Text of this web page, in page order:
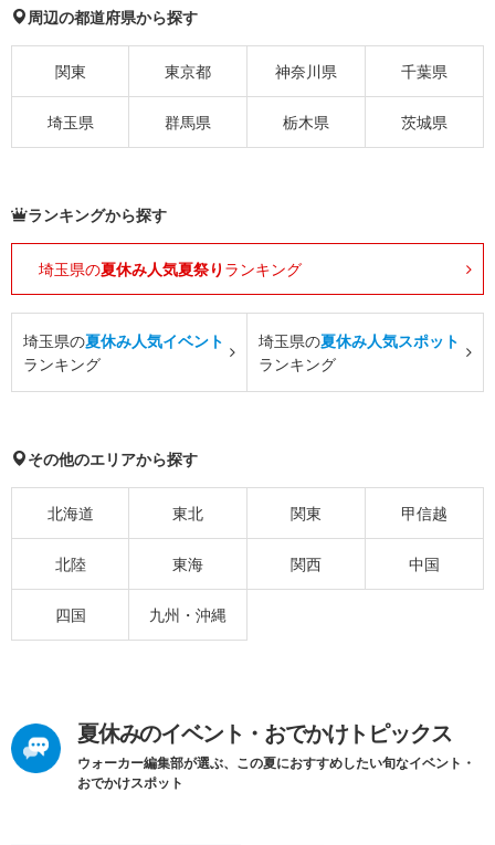
周辺の都道府県から探す
関東 東京都 神奈川県 千葉県
埼玉県 群馬県 栃木県 茨城県
ランキングから探す
埼玉県の夏休み人気夏祭り ランキング
埼玉県の夏休み人気イベント
ランキング
埼玉県の夏休み人気スポット
ランキング
その他のエリアから探す
北海道 東北 関東 甲信越
北陸 東海 関西 中国
四国 九州・沖縄
夏休みのイベント・おでかけトピックス
ウォーカー編集部が選ぶ、この夏におすすめしたい旬なイベント・
おでかけスポット